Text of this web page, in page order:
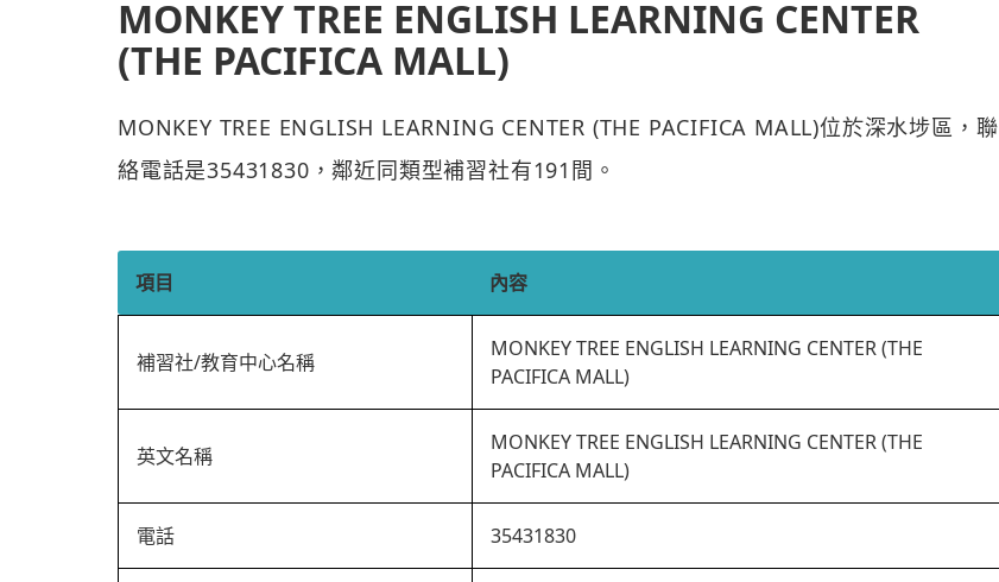
MONKEY TREE ENGLISH LEARNING CENTER
(THE PACIFICA MALL)
MONKEY TREE ENGLISH LEARNING CENTER (THE PACIFICA MALL)位於深水埗區，聯
絡電話是35431830，鄰近同類型補習社有191間。
項目 內容
補習社/教育中心名稱
MONKEY TREE ENGLISH LEARNING CENTER (THE
PACIFICA MALL)
英文名稱
MONKEY TREE ENGLISH LEARNING CENTER (THE
PACIFICA MALL)
電話 35431830